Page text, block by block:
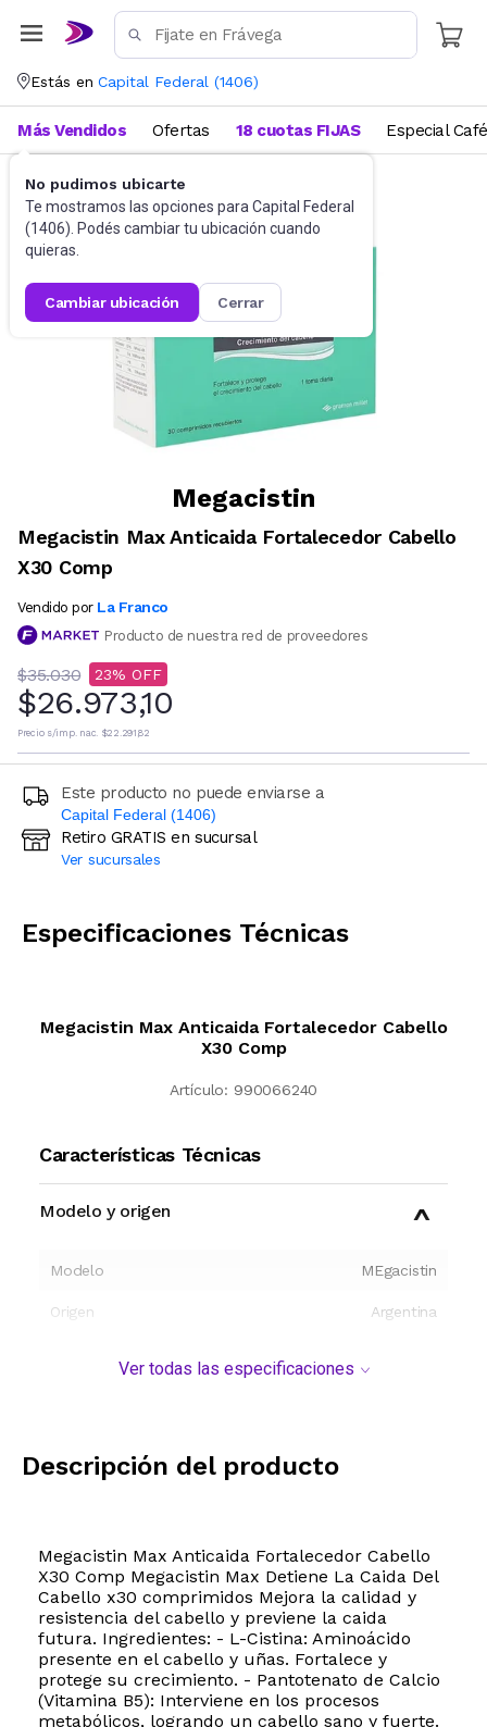
Estás en Capital Federal (1406)
No pudimos ubicarte
Te mostramos las opciones para Capital Federal
(1406). Podés cambiar tu ubicación cuando
quieras.
cambiar ubicación cerrar
Más Vendidos Ofertas 18 cuotas FIJAS Especial Café
Salud y Bienestar
Megacistin
Megacistin Max Anticaida Fortalecedor Cabello
X30 Comp
Vendido por La Franco
Producto de nuestra red de proveedores
$35.030 23
$26.973,10
Precio s/imp. nac. $22.291,82
Este producto no puede enviarse a
Capital Federal (1406)
Ingresá código postal (sólo números)
Retiro GRATIS en sucursal
Ver sucursales
Especificaciones Técnicas
Megacistin Max Anticaida Fortalecedor Cabello
X30 Comp
Artículo: 990066240
Características Técnicas
Modelo y origen
Modelo MEgacistin
Origen Argentina
Ver todas las especificaciones
Descripción del producto
Megacistin Max Anticaida Fortalecedor Cabello
X30 Comp Megacistin Max Detiene La Caida Del
Cabello x30 comprimidos Mejora la calidad y
resistencia del cabello y previene la caida
futura. Ingredientes: - L-Cistina: Aminoácido
presente en el cabello y uñas. Fortalece y
protege su crecimiento. - Pantotenato de Calcio
(Vitamina B5): Interviene en los procesos
metabólicos, logrando un cabello sano y fuerte.